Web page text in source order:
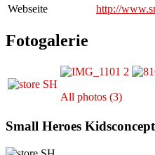
Webseite
http://
Fotogalerie
All photos (3)
Small Heroes